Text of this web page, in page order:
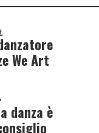
We Art
danza è